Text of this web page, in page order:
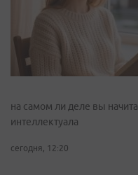
на самом ли деле вы
интеллектуала
сегодня, 12:20